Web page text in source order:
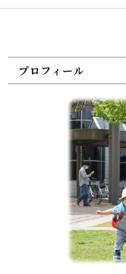
プロフィール